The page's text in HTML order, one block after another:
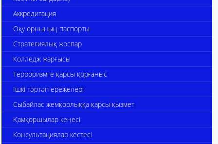
Аккредитация
Оқу орнының паспорты
Стратегиялық жоспар
Колледж жарғысы
Терроризмге қарсы қорғаныс
Ішкі тәртәп ережелері
Сыбайлас жемқорлыққа қарсы қызмет
Қамқоршылар кеңесі
Консультациялар кестесі